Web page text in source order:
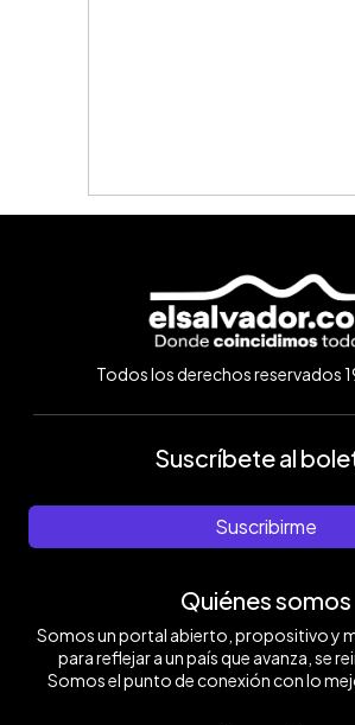
Todos los derechos reservados
Suscríbete al
Suscribirme
Quiénes somos
Somos un portal abierto, propositivo y
para reflejar a un país que avanza, se
Somos el punto de conexión con lo